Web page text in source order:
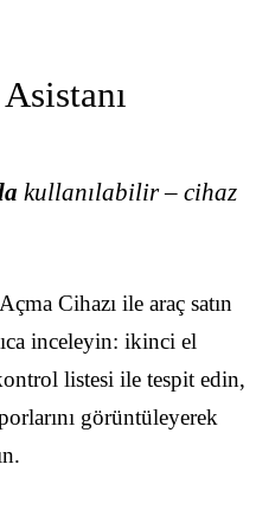
kullanılabilir – cihaz
Cihazı ile araç satın
inceleyin: ikinci el
listesi ile tespit edin,
görüntüleyerek